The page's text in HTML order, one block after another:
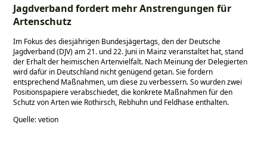
Jagdverband fordert mehr Anstrengungen für
Artenschutz
Im Fokus des diesjährigen Bundesjägertags, den der Deutsche
Jagdverband (DJV) am 21. und 22. Juni in Mainz veranstaltet hat, stand
der Erhalt der heimischen Artenvielfalt. Nach Meinung der Delegierten
wird dafür in Deutschland nicht genügend getan. Sie fordern
entsprechend Maßnahmen, um diese zu verbessern. So wurden zwei
Positionspapiere verabschiedet, die konkrete Maßnahmen für den
Schutz von Arten wie Rothirsch, Rebhuhn und Feldhase enthalten.
Quelle: vetion